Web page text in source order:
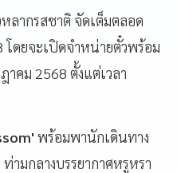
ลากรสชาติ จัดเต็มตลอด
ดยจะเปิดจำหน่ายตั๋วพร้อม
คม 2568 ตั้งแต่เวลา
พร้อมพานักเดินทาง
มกลางบรรยากาศหรูหรา